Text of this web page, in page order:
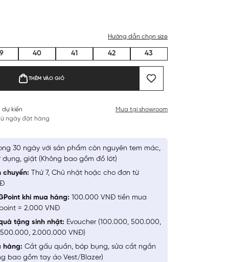
Hướng dẫn chọn size
40 41 42 43
THÊM VÀO GIỎ
dự kiến
ngày đặt hàng
Mua tại showroom
30 ngày với sản phẩm còn nguyên tem mác,
dụng, giặt (Không bao gồm đồ lót)
chuyển: Thứ 7, Chủ nhật hoặc cho đơn từ
khi mua hàng: 100.000 VNĐ tiền mua
= 2.000 VNĐ
tặng sinh nhật: Evoucher (100.000, 500.000,
2.000.000 VNĐ)
hàng: Cắt gấu quần, bóp bụng, sửa cắt ngắn
bao gồm tay áo Vest/Blazer)